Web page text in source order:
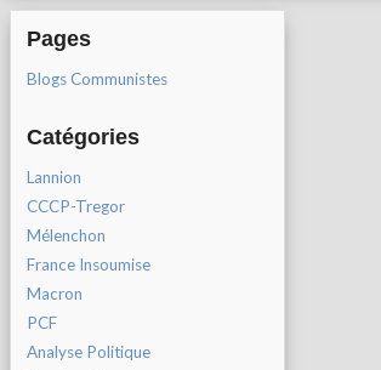
Pages
Blogs Communistes
Catégories
Lannion
CCCP-Tregor
Mélenchon
France Insoumise
Macron
PCF
Analyse Politique